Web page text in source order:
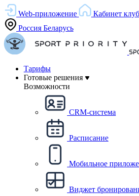
Web-приложение
Кабинет
Россия Беларусь
Тарифы
Готовые решения
Возможности
CRM-система
Расписание
Мобильное
Виджет